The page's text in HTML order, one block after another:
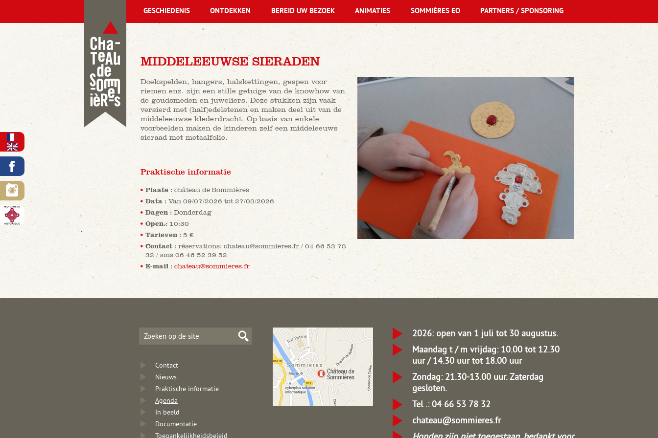
MIDDELEEUWSE SIERADEN
Doekspelden, hangers, halskettingen, gespen voor
riemen enz. zijn een stille getuige van de knowhow van
de goudsmeden en juweliers. Deze stukken zijn vaak
versierd met (half)edelstenen en maken deel uit van de
middeleeuwse klederdracht. Op basis van enkele
voorbeelden maken de kinderen zelf een middeleeuws
sieraad met metaalfolie.
Praktische informatie
Plaats : château de Sommières
Data : Van 09/07/2026 tot 27/08/2026
Dagen : Donderdag
Open :10:30
Tarieven : 5 €
Contact :réservations: chateau@sommieres.fr / 04 66 53 78
32 / sms 06 46 52 39 52
E-mail : chateau@sommieres.fr
GESCHIEDENIS ONTDEKKEN BEREID UW BEZOEK ANIMATIES SOMMIÈRES EO PARTNERS / SPONSORING
Contact
Nieuws
Praktische informatie
Agenda
In beeld
Documentatie
Toegankelijkheidsbeleid
2026: open van 1 juli tot 30 augustus.
Maandag t / m vrijdag: 10.00 tot 12.30
uur / 14.30 uur tot 18.00 uur
Zondag: 21.30-13.00 uur.Zaterdag
gesloten.
Tel .: 04 66 53 78 32
chateau@sommieres.fr